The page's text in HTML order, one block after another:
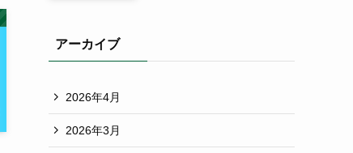
アーカイブ
2026年4月
2026年3月